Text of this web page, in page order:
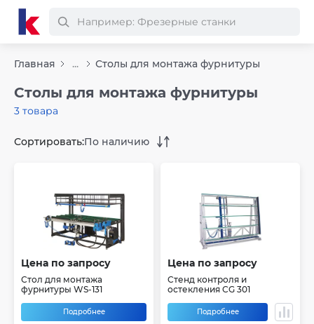
Главная ... Столы для монтажа фурнитуры
Столы для монтажа фурнитуры
3 товара
Сортировать:По наличию
Цена по запросу
Стол для монтажа
фурнитуры WS-131
Подробнее
Цена по запросу
Cтенд контроля и
остекления CG 301
Подробнее